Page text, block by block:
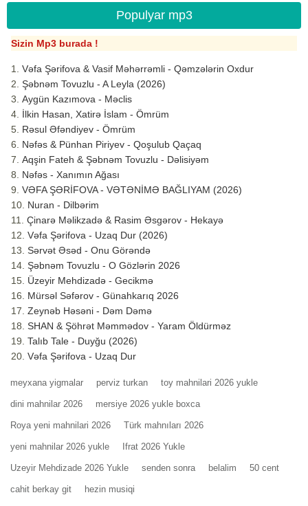
Populyar mp3
Sizin Mp3 burada !
Vəfa Şərifova & Vasif Məhərrəmli - Qəmzələrin Oxdur
Şəbnəm Tovuzlu - A Leyla (2026)
Aygün Kazımova - Məclis
İlkin Hasan, Xatirə İslam - Ömrüm
Rəsul Əfəndiyev - Ömrüm
Nəfəs & Pünhan Piriyev - Qoşulub Qaçaq
Aqşin Fateh & Şəbnəm Tovuzlu - Dəlisiyəm
Nəfəs - Xanımın Ağası
VƏFA ŞƏRİFOVA - VƏTƏNİMƏ BAĞLIYAM (2026)
Nuran - Dilbərim
Çinarə Məlikzadə & Rasim Əsgərov - Hekayə
Vəfa Şərifova - Uzaq Dur (2026)
Sərvət Əsəd - Onu Görəndə
Şəbnəm Tovuzlu - O Gözlərin 2026
Üzeyir Mehdizadə - Gecikmə
Mürsəl Səfərov - Günahkarıq 2026
Zeynəb Həsəni - Dəm Dəmə
SHAN & Şöhrət Məmmədov - Yaram Öldürməz
Talıb Tale - Duyğu (2026)
Vəfa Şərifova - Uzaq Dur
meyxana yigmalar perviz turkan toy mahnilari 2026 yukle
dini mahnilar 2026 mersiye 2026 yukle boxca
Roya yeni mahnilari 2026 Türk mahnıları 2026
yeni mahnilar 2026 yukle Ifrat 2026 Yukle
Uzeyir Mehdizade 2026 Yukle senden sonra belalim 50 cent
cahit berkay git hezin musiqi